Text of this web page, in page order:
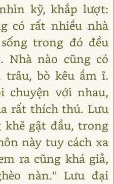
kỹ, khắp lượt:
có rất nhiều nhà
trong đó đều
Nhà nào cũng có
trâu, bò kêu ầm ĩ.
chuyện với nhau,
rất thích thú. Lưu
khẽ gật đầu, trong
này tuy cách xa
ra cũng khá giả,
nàn." Lưu đại